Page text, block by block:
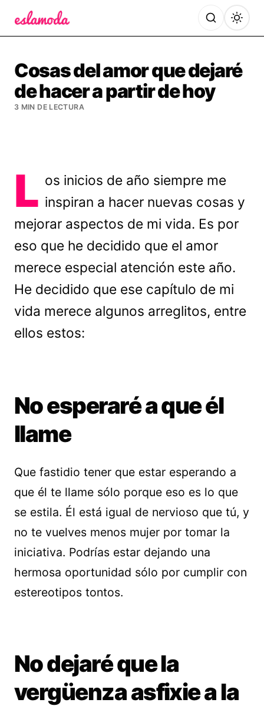
Cosas del amor que dejaré
de hacer a partir de hoy
3 MIN DE LECTURA
L os inicios de año siempre me
inspiran a hacer nuevas cosas y
mejorar aspectos de mi vida. Es por
eso que he decidido que el amor
merece especial atención este año.
He decidido que ese capítulo de mi
vida merece algunos arreglitos, entre
ellos estos:
No esperaré a que él
llame
Que fastidio tener que estar esperando a
que él te llame sólo porque eso es lo que
se estila. Él está igual de nervioso que tú, y
no te vuelves menos mujer por tomar la
iniciativa. Podrías estar dejando una
hermosa oportunidad sólo por cumplir con
estereotipos tontos.
No dejaré que la
vergüenza asfixie a la